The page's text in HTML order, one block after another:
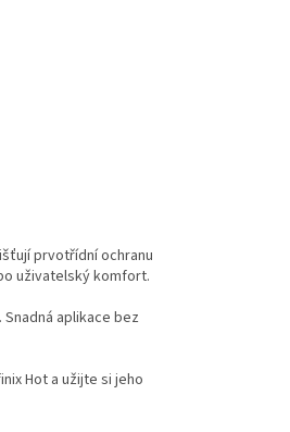
prvotřídní ochranu
uživatelský komfort.
aplikace bez
Hot a užijte si jeho